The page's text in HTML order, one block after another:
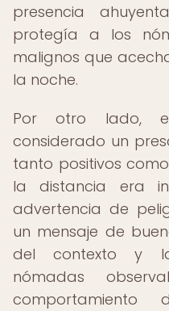
presencia
protegía a los
malignos que
la noche.
Por otro lado,
considerado un
tanto positivos
la distancia era
advertencia de
un mensaje de
del contexto y
nómadas